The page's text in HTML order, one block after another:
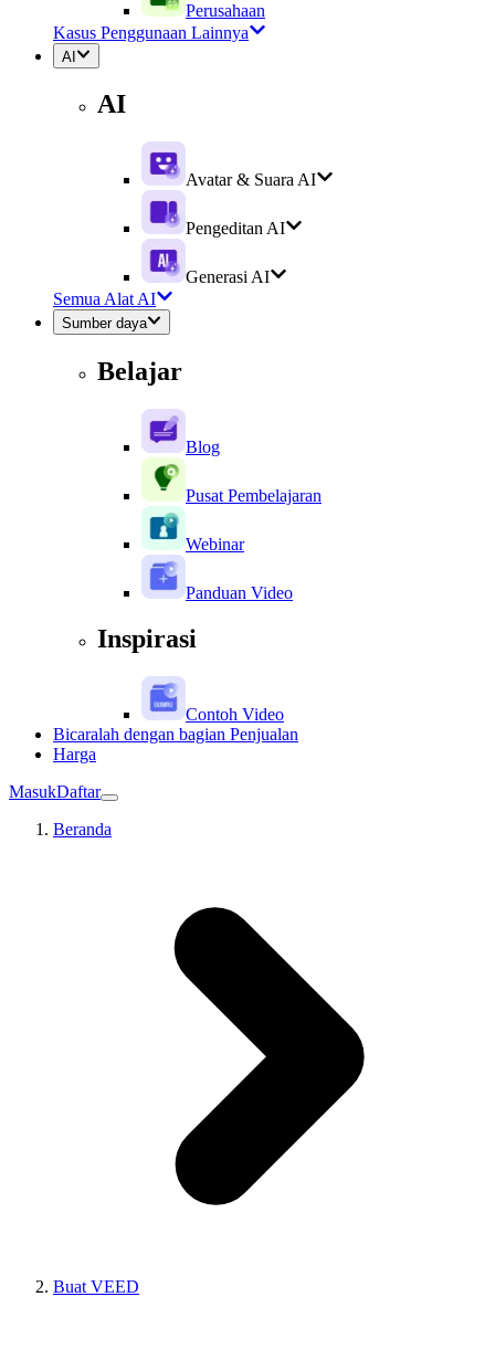
Perusahaan
Kasus Penggunaan Lainnya
AI
AI
Avatar & Suara AI
Pengeditan AI
Generasi AI
Semua Alat AI
Sumber daya
Belajar
Blog
Pusat Pembelajaran
Webinar
Panduan Video
Inspirasi
Contoh Video
Bicaralah dengan bagian Penjualan
Harga
MasukDaftar
Beranda
Buat VEED